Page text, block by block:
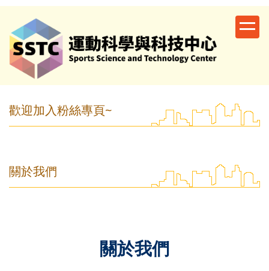
跳
主
要
內
容
歡迎加入粉絲專頁~
關於我們
關於我們